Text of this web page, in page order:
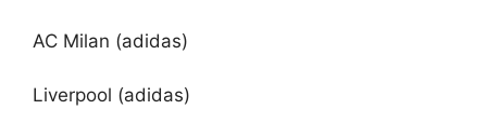
AC Milan (adidas)
Liverpool (adidas)